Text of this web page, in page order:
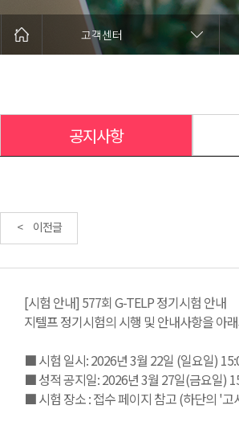
고객센터
공지사항
< 이전글
[시험 안내] 577회 G-TELP 정기시험 안내
지텔프 정기시험의 시행 및 안내사항을 아
■ 시험 일시: 2026년 3월 22일 (일요일)
■ 성적 공지일: 2026년 3월 27일(금요일)
■ 시험 장소 : 접수 페이지 참고 (하단의 '